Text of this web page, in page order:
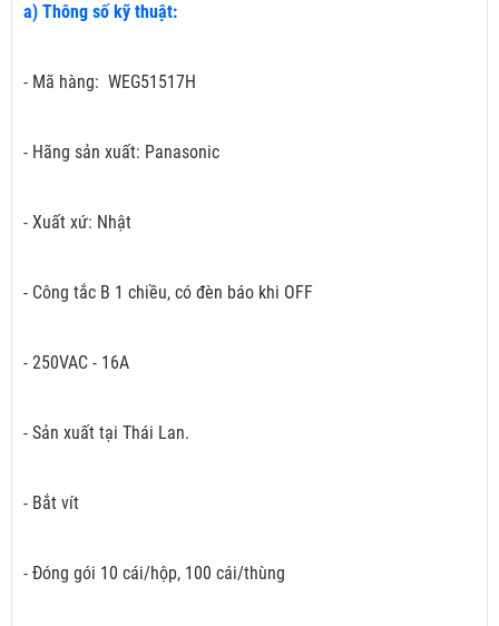
a) Thông số kỹ thuật:
- Mã hàng: WEG51517H
- Hãng sản xuất: Panasonic
- Xuất xứ: Nhật
- Công tắc B 1 chiều, có đèn báo khi OFF
- 250VAC - 16A
- Sản xuất tại Thái Lan.
- Bắt vít
- Đóng gói 10 cái/hộp, 100 cái/thùng